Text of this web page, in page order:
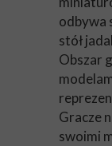
odbywa
stół
Obszar
Gracze
swoimi